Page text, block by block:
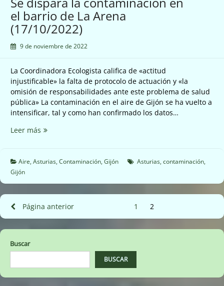
el barrio de La Arena
(17/10/2022)
9 de noviembre de 2022
La Coordinadora Ecologista califica de «actitud
injustificable» la falta de protocolo de actuación y «la
omisión de responsabilidades ante este problema de salud
pública» La contaminación en el aire de Gijón se ha vuelto a
intensificar, tal y como han confirmado los datos…
Leer más Se
contaminación
el
barrio
Aire, Asturias, Contaminación, Gijón Asturias, contaminación,
Gijón
Paginación
de
entradas
Página anterior Página
1 2
Buscar
BUSCAR